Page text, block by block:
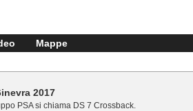
Mappe
2017
PSA si chiama DS 7 Crossback.